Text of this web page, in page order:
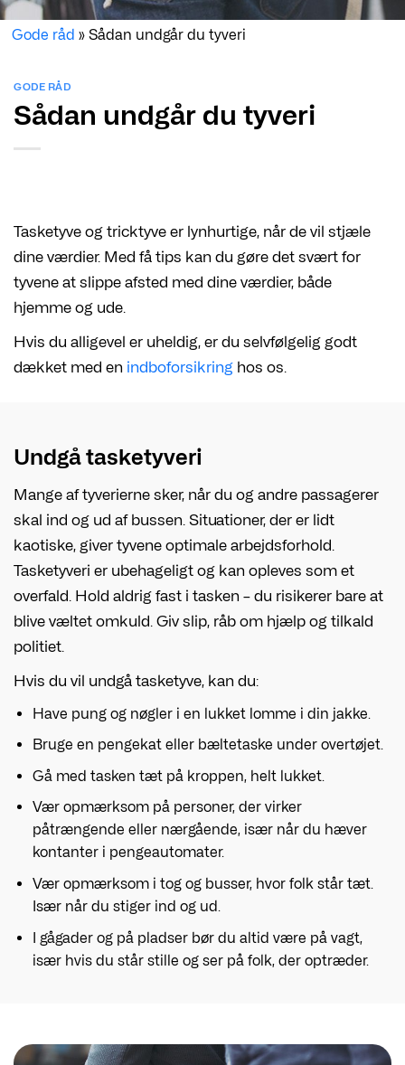
GODE RÅD
Sådan undgår du tyveri
Gode råd »Sådan undgår du tyveri
Tasketyve og tricktyve er lynhurtige, når de vil stjæle
dine værdier. Med få tips kan du gøre det svært for
tyvene at slippe afsted med dine værdier, både
hjemme og ude.
Hvis du alligevel er uheldig, er du selvfølgelig godt
dækket med en indboforsikring hos os.
Undgå tasketyveri
Mange af tyverierne sker, når du og andre passagerer
skal ind og ud af bussen. Situationer, der er lidt
kaotiske, giver tyvene optimale arbejdsforhold.
Tasketyveri er ubehageligt og kan opleves som et
overfald. Hold aldrig fast i tasken – du risikerer bare at
blive væltet omkuld. Giv slip, råb om hjælp og tilkald
politiet.
Hvis du vil undgå tasketyve, kan du:
Have pung og nøgler i en lukket lomme i din jakke.
Bruge en pengekat eller bæltetaske under overtøjet.
Gå med tasken tæt på kroppen, helt lukket.
Vær opmærksom på personer, der virker
påtrængende eller nærgående, især når du hæver
kontanter i pengeautomater.
Vær opmærksom i tog og busser, hvor folk står tæt.
Især når du stiger ind og ud.
I gågader og på pladser bør du altid være på vagt,
især hvis du står stille og ser på folk, der optræder.